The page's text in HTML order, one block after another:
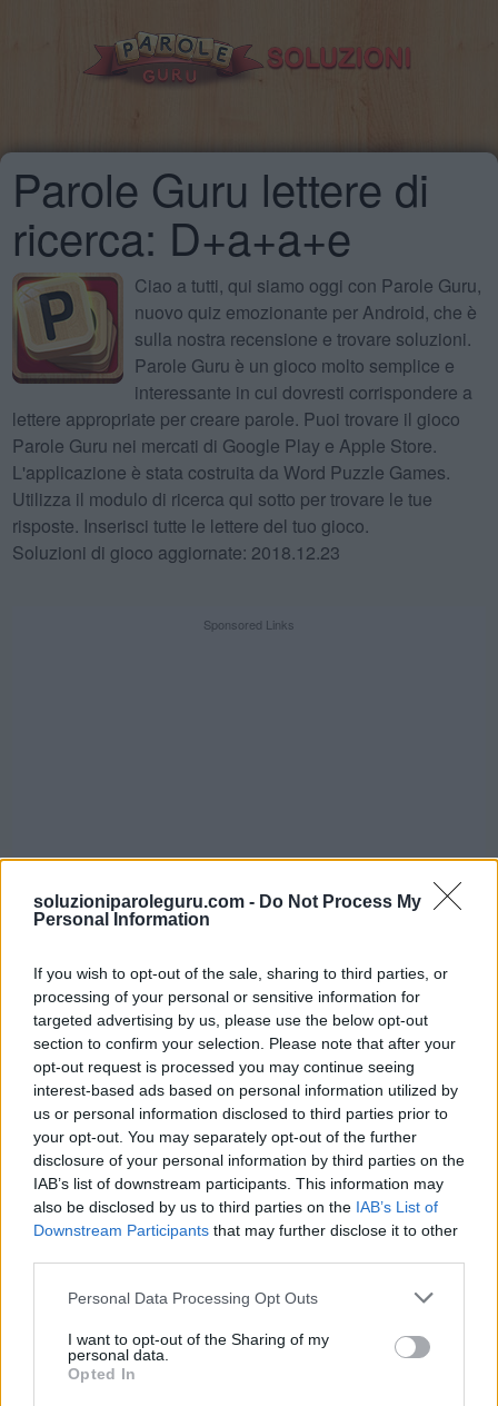
soluzioniparoleguru.com - Do Not Process My
Personal Information
If you wish to opt-out of the sale, sharing to third parties, or
processing of your personal or sensitive information for
targeted advertising by us, please use the below opt-out
section to confirm your selection. Please note that after your
opt-out request is processed you may continue seeing
interest-based ads based on personal information utilized by
us or personal information disclosed to third parties prior to
your opt-out. You may separately opt-out of the further
disclosure of your personal information by third parties on the
IAB’s list of downstream participants. This information may
also be disclosed by us to third parties on the IAB’s List of
Downstream Participants that may further disclose it to other
Personal Data Processing Opt Outs
I want to opt-out of the Sharing of my
personal data.
Opted In
Parole Guru lettere di
ricerca: D+a+a+e
Ciao a tutti, qui siamo oggi con Parole Guru,
nuovo quiz emozionante per Android, che è
sulla nostra recensione e trovare soluzioni.
Parole Guru è un gioco molto semplice e
interessante in cui dovresti corrispondere a
lettere appropriate per creare parole. Puoi trovare il gioco
Parole Guru nei mercati di Google Play e Apple Store.
L'applicazione è stata costruita da Word Puzzle Games.
Utilizza il modulo di ricerca qui sotto per trovare le tue
risposte. Inserisci tutte le lettere del tuo gioco.
Soluzioni di gioco aggiornate: 2018.12.23
Sponsored Links
SFIDA QUOTIDIANA
Ricerca per lettere. Inserisci tutte le
lettere del puzzle:
Ricerca
per
lettere.
Inserisci
tutte
lettere
del
Ricerca
Spiacenti, non abbiamo trovato il tuo puzzle, quindi ho
generato un elenco di parole che potrebbero esserti
utili.
1. D E
A
D A
CERCA ALTRE RISPOSTE